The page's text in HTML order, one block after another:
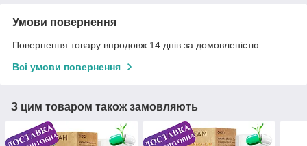
Умови повернення
Повернення товару впродовж 14 днів за домовленістю
Всі умови повернення
З цим товаром також замовляють